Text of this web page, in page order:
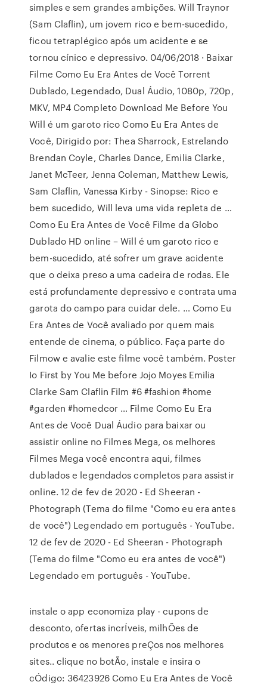
simples e sem grandes ambições. Will Traynor
(Sam Claflin), um jovem rico e bem-sucedido,
ficou tetraplégico após um acidente e se
tornou cínico e depressivo. 04/06/2018 · Baixar
Filme Como Eu Era Antes de Você Torrent
Dublado, Legendado, Dual Áudio, 1080p, 720p,
MKV, MP4 Completo Download Me Before You
Will é um garoto rico Como Eu Era Antes de
Você, Dirigido por: Thea Sharrock, Estrelando
Brendan Coyle, Charles Dance, Emilia Clarke,
Janet McTeer, Jenna Coleman, Matthew Lewis,
Sam Claflin, Vanessa Kirby - Sinopse: Rico e
bem sucedido, Will leva uma vida repleta de …
Como Eu Era Antes de Você Filme da Globo
Dublado HD online – Will é um garoto rico e
bem-sucedido, até sofrer um grave acidente
que o deixa preso a uma cadeira de rodas. Ele
está profundamente depressivo e contrata uma
garota do campo para cuidar dele. … Como Eu
Era Antes de Você avaliado por quem mais
entende de cinema, o público. Faça parte do
Filmow e avalie este filme você também. Poster
Io First by You Me before Jojo Moyes Emilia
Clarke Sam Claflin Film #6 #fashion #home
#garden #homedcor … Filme Como Eu Era
Antes de Você Dual Áudio para baixar ou
assistir online no Filmes Mega, os melhores
Filmes Mega você encontra aqui, filmes
dublados e legendados completos para assistir
online. 12 de fev de 2020 - Ed Sheeran -
Photograph (Tema do filme "Como eu era antes
de você") Legendado em português - YouTube.
12 de fev de 2020 - Ed Sheeran - Photograph
(Tema do filme "Como eu era antes de você")
Legendado em português - YouTube.
instale o app economiza play - cupons de
desconto, ofertas incrÍveis, milhÕes de
produtos e os menores preÇos nos melhores
sites.. clique no botÃo, instale e insira o
cÓdigo: 36423926 Como Eu Era Antes de Você